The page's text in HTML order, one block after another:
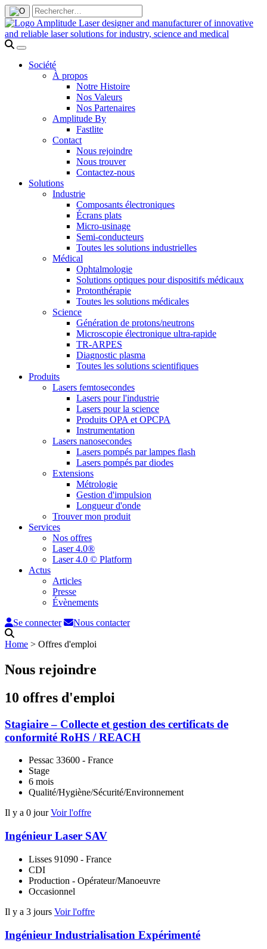
Société
À propos
Notre Histoire
Nos Valeurs
Nos Partenaires
Amplitude By
Fastlite
Contact
Nous rejoindre
Nous trouver
Contactez-nous
Solutions
Industrie
Composants électroniques
Écrans plats
Micro-usinage
Semi-conducteurs
Toutes les solutions industrielles
Médical
Ophtalmologie
Solutions optiques pour dispositifs médicaux
Protonthérapie
Toutes les solutions médicales
Science
Génération de protons/neutrons
Microscopie électronique ultra-rapide
TR-ARPES
Diagnostic plasma
Toutes les solutions scientifiques
Produits
Lasers femtosecondes
Lasers pour l'industrie
Lasers pour la science
Produits OPA et OPCPA
Instrumentation
Lasers nanosecondes
Lasers pompés par lampes flash
Lasers pompés par diodes
Extensions
Métrologie
Gestion d'impulsion
Longueur d'onde
Trouver mon produit
Services
Nos offres
Laser 4.0®
Laser 4.0 © Platform
Actus
Articles
Presse
Évènements
Se connecter
Nous contacter
Home ˃ Offres d'emploi
Nous rejoindre
10 offres d'emploi
Stagiaire – Collecte et gestion des certificats de
conformité RoHS / REACH
Pessac 33600 - France
Stage
6 mois
Qualité/Hygiène/Sécurité/Environnement
Il y a 0 jourVoir l'offre
Ingénieur Laser SAV
Lisses 91090 - France
CDI
Production - Opérateur/Manoeuvre
Occasionnel
Il y a 3 jours Voir l'offre
Ingénieur Industrialisation Expérimenté